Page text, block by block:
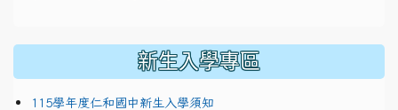
新生入學專區
115學年度仁和國中新生入學須知